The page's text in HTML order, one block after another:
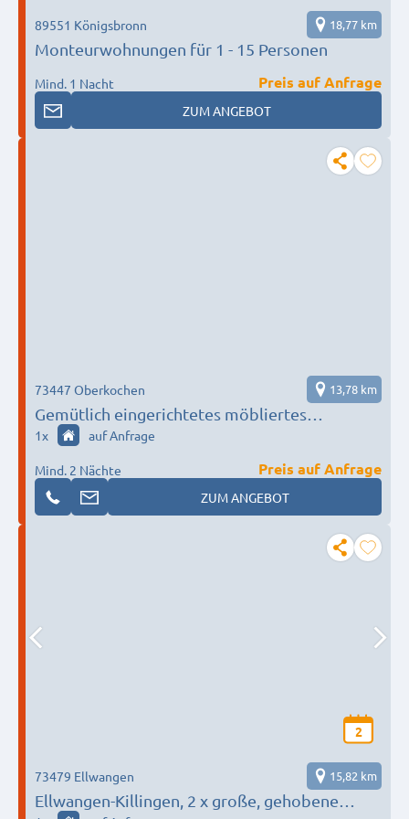
Monteurwohnungen für 1 - 15 Personen
89551 Königsbronn 18,77 km
Mind. 1 Nacht
Preis auf Anfrage
ZUM ANGEBOT
Gemütlich eingerichtetes möbliertes
Großraumapartment
73447 Oberkochen 13,78 km
1x auf Anfrage
Mind. 2 Nächte
Preis auf Anfrage
ZUM ANGEBOT
2
Ellwangen-Killingen, 2 x große, gehobene
73479 Ellwangen 15,82 km